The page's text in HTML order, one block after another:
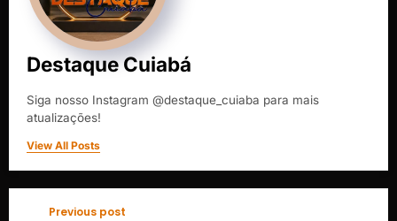
Destaque Cuiabá
Siga nosso Instagram @destaque_cuiaba para mais
atualizações!
View All Posts
Previous post